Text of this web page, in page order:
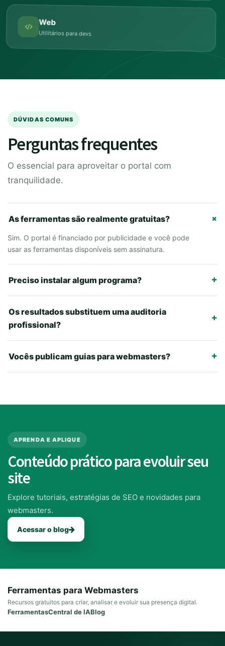
Web
Utilitários para devs
DÚVIDAS COMUNS
Perguntas frequentes
O essencial para aproveitar o portal com
tranquilidade.
As ferramentas são realmente gratuitas?
Sim. O portal é financiado por publicidade e você pode
usar as ferramentas disponíveis sem assinatura.
Preciso instalar algum programa?
Os resultados substituem uma auditoria
profissional?
Vocês publicam guias para webmasters?
APRENDA E APLIQUE
Conteúdo prático para evoluir seu
site
Explore tutoriais, estratégias de SEO e novidades para
webmasters.
Acessar o blog
Ferramentas para Webmasters
Recursos gratuitos para criar, analisar e evoluir sua presença digital.
FerramentasCentral de IABlog